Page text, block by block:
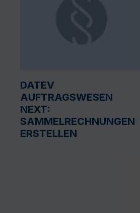
DATEV
AUFTRAGSWESEN
NEXT:
SAMMELRECHNUNGEN
ERSTELLEN